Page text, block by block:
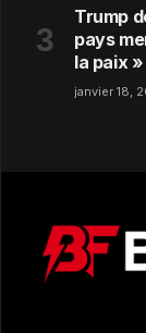
Trump
pays
la paix »
janvier 18,